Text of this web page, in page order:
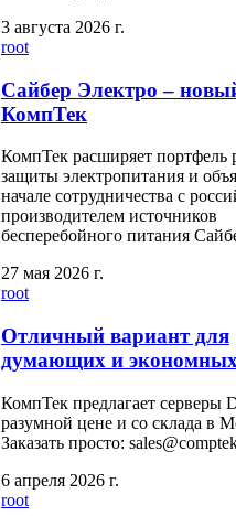
3 августа 2026 г.
root
Сайбер Электро –
КомпТек
КомпТек расширяет портфель
защиты электропитания и
начале сотрудничества с
производителем источников
бесперебойного питания
27 мая 2026 г.
root
Отличный вариант для
думающих и
КомпТек предлагает серверы
разумной цене и со склада в
Заказать просто:
6 апреля 2026 г.
root